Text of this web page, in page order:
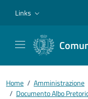
Links
Home / Amministrazione
/ Documento Albo